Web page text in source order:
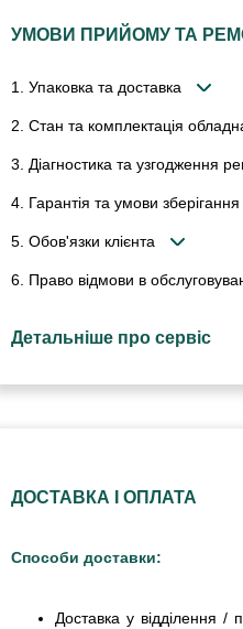
УМОВИ ПРИЙОМУ ТА
1. Упаковка та доставка
2. Стан та комплектація
3. Діагностика та узгодження
4. Гарантія та умови зберігання
5. Обов'язки клієнта
6. Право відмови в
Детальніше про сервіс
ДОСТАВКА І ОПЛАТА
Способи доставки:
Доставка у відділення